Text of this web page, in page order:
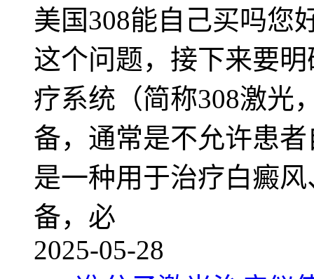
美国308能自己买吗您
这个问题，接下来要
疗系统（简称308激光
备，通常是不允许患
是一种用于治疗白癜
备，必
2025-05-28